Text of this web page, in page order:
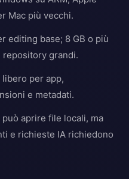
Mac più vecchi.
editing base; 8 GB o più
grandi.
libero per app,
e metadati.
aprire file locali, ma
e richieste IA richiedono